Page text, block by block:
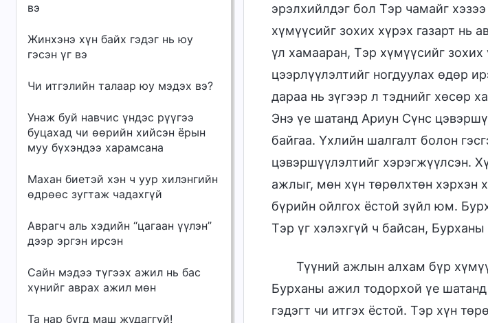
вэ
Жинхэнэ хүн байх гэдэг нь юу
гэсэн үг вэ
Чи итгэлийн талаар юу мэдэх вэ?
Унаж буй навчис үндэс рүүгээ
буцахад чи өөрийн хийсэн ёрын
муу бүхэндээ харамсана
Махан биетэй хэн ч уур хилэнгийн
өдрөөс зугтаж чадахгүй
Аврагч аль хэдийн “цагаан үүлэн”
дээр эргэн ирсэн
Сайн мэдээ түгээх ажил нь бас
хүнийг аврах ажил мөн
Та нар бүгд маш жудаггүй!
эрэлхийлдэг бол Тэр чамайг
хүмүүсийг зохих хүрэх газарт нь
үл хамааран, Тэр хүмүүсийг зохих
цээрлүүлэлтийг ногдуулах өдөр
дараа нь зүгээр л тэднийг хөсөр
Энэ үе шатанд Ариун Сүнс
байгаа. Үхлийн шалгалт болон
цэвэршүүлэлтийг хэрэгжүүлсэн.
ажлыг, мөн хүн төрөлхтөн хэрхэн
бүрийн ойлгох ёстой зүйл юм.
Тэр үг хэлэхгүй ч байсан,
Түүний ажлын алхам бүр
Бурханы ажил тодорхой үе шатанд
гэдэгт чи итгэх ёстой. Тэр хүн